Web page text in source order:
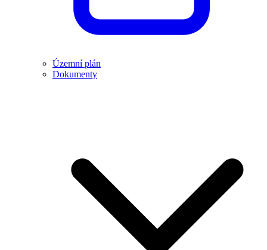
Územní plán
Dokumenty